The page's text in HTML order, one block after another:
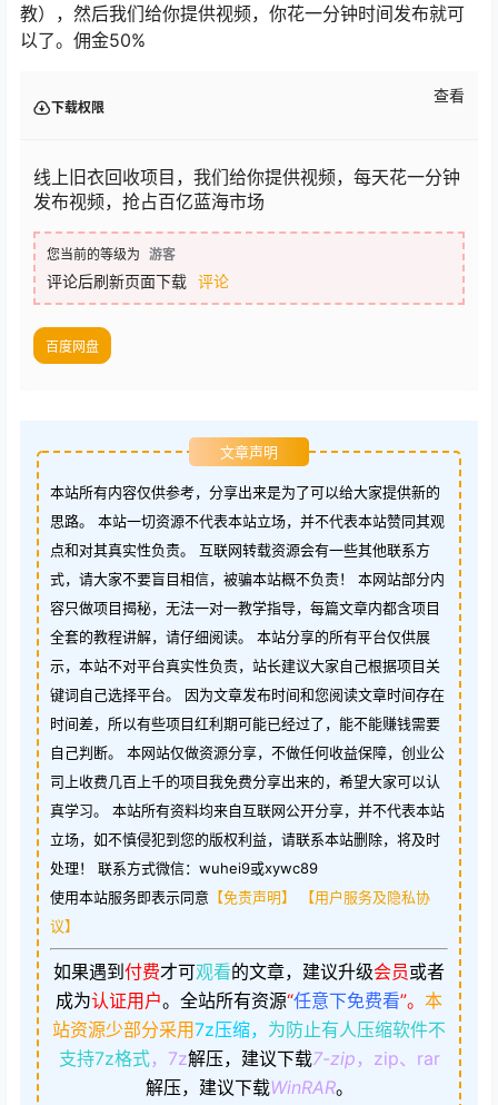
教），然后我们给你提供视频，你花一分钟时间发布就可
以了。佣金50%
下载权限
查看
线上旧衣回收项目，我们给你提供视频，每天花一分钟
发布视频，抢占百亿蓝海市场
您当前的等级为 游客
评论后刷新页面下载 评论
百度网盘
文章声明
本站所有内容仅供参考，分享出来是为了可以给大家提供新的
思路。 本站一切资源不代表本站立场，并不代表本站赞同其观
点和对其真实性负责。 互联网转载资源会有一些其他联系方
式，请大家不要盲目相信，被骗本站概不负责！ 本网站部分内
容只做项目揭秘，无法一对一教学指导，每篇文章内都含项目
全套的教程讲解，请仔细阅读。 本站分享的所有平台仅供展
示，本站不对平台真实性负责，站长建议大家自己根据项目关
键词自己选择平台。 因为文章发布时间和您阅读文章时间存在
时间差，所以有些项目红利期可能已经过了，能不能赚钱需要
自己判断。 本网站仅做资源分享，不做任何收益保障，创业公
司上收费几百上千的项目我免费分享出来的，希望大家可以认
真学习。 本站所有资料均来自互联网公开分享，并不代表本站
立场，如不慎侵犯到您的版权利益，请联系本站删除，将及时
处理！ 联系方式微信：wuhei9或xywc89
使用本站服务即表示同意 【免责声明】
【用户服务及隐私协
议】
如果遇到 付费才可观看的文章，建议升级会员或者
成为认证用户。 全站所有资源“任意下免费看”。 本
站资源少部分采用7z压缩， 为防止有人压缩软件不
支持7z格式，7z解压，建议下载7-zip ，zip、rar
解压，建议下载WinRAR。